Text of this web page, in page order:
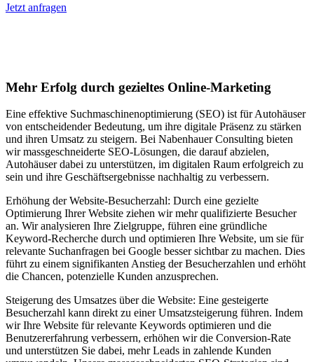
Jetzt anfragen
Mehr Erfolg durch gezieltes Online-Marketing
Eine effektive Suchmaschinenoptimierung (SEO) ist für Autohäuser
von entscheidender Bedeutung, um ihre digitale Präsenz zu stärken
und ihren Umsatz zu steigern. Bei Nabenhauer Consulting bieten
wir massgeschneiderte SEO-Lösungen, die darauf abzielen,
Autohäuser dabei zu unterstützen, im digitalen Raum erfolgreich zu
sein und ihre Geschäftsergebnisse nachhaltig zu verbessern.
Erhöhung der Website-Besucherzahl: Durch eine gezielte
Optimierung Ihrer Website ziehen wir mehr qualifizierte Besucher
an. Wir analysieren Ihre Zielgruppe, führen eine gründliche
Keyword-Recherche durch und optimieren Ihre Website, um sie für
relevante Suchanfragen bei Google besser sichtbar zu machen. Dies
führt zu einem signifikanten Anstieg der Besucherzahlen und erhöht
die Chancen, potenzielle Kunden anzusprechen.
Steigerung des Umsatzes über die Website: Eine gesteigerte
Besucherzahl kann direkt zu einer Umsatzsteigerung führen. Indem
wir Ihre Website für relevante Keywords optimieren und die
Benutzererfahrung verbessern, erhöhen wir die Conversion-Rate
und unterstützen Sie dabei, mehr Leads in zahlende Kunden